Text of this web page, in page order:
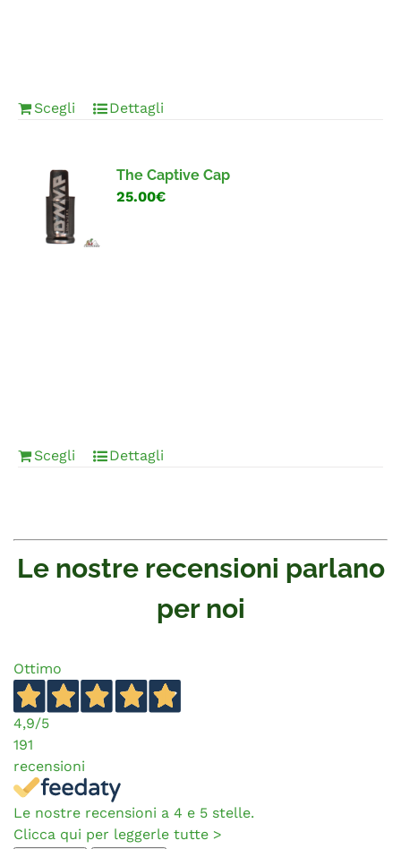
Scegli Dettagli
The Captive Cap
25.00€
Scegli Dettagli
Le nostre recensioni parlano
per noi
Ottimo
4,9/5
191
recensioni
Le nostre recensioni a 4 e 5 stelle.
Clicca qui per leggerle tutte >